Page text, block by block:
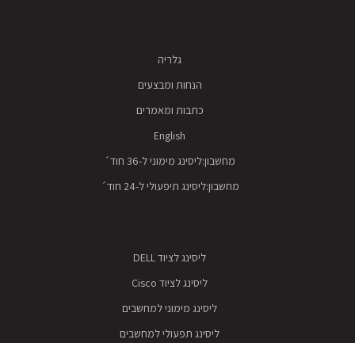
גלריה
הנחות ומבצעים
כתבות ומאמרים
English
מחשבון:ליסינג מימוני ל-36 חוד´
מחשבון:ליסינג תיפעולי ל-24 חוד´
ליסינג לציוד DELL
ליסינג לציוד Cisco
ליסינג מימוני למחשבים
ליסינג תפעולי למחשבים